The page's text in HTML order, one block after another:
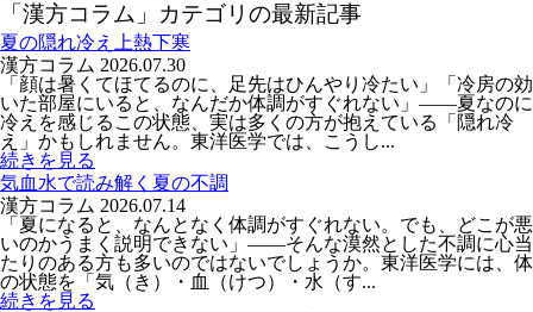
「漢方コラム」カテゴリの最新記事
夏の隠れ冷え上熱下寒
漢方コラム 2026.07.30
「顔は暑くてほてるのに、足先はひんやり冷たい」「冷房の効
いた部屋にいると、なんだか体調がすぐれない」――夏なのに
冷えを感じるこの状態、実は多くの方が抱えている「隠れ冷
え」かもしれません。東洋医学では、こうし...
続きを見る
気血水で読み解く夏の不調
漢方コラム 2026.07.14
「夏になると、なんとなく体調がすぐれない。でも、どこが悪
いのかうまく説明できない」――そんな漠然とした不調に心当
たりのある方も多いのではないでしょうか。東洋医学には、体
の状態を「気（き）・血（けつ）・水（す...
続きを見る